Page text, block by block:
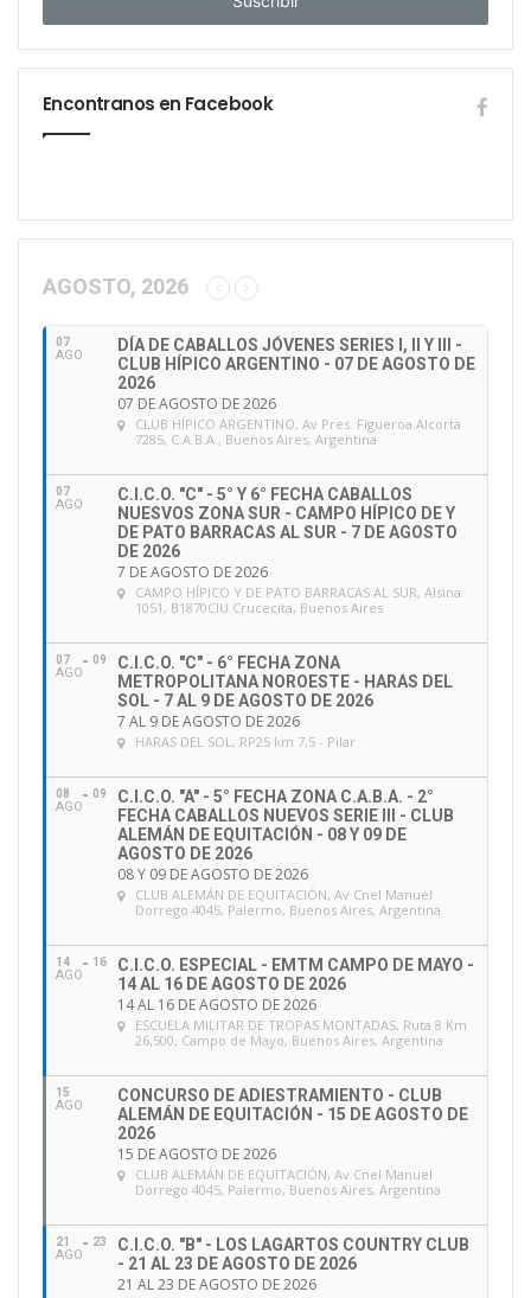
e
s
s
e
c
ó
a
Encontranos en Facebook
AGOSTO, 2026
07
AGO
DÍA DE CABALLOS JÓVENES SERIES I, II Y III -
CLUB HÍPICO ARGENTINO - 07 DE AGOSTO DE
2026
07 DE AGOSTO DE 2026
CLUB HÍPICO ARGENTINO, Av Pres. Figueroa Alcorta
7285, C.A.B.A., Buenos Aires, Argentina
07
AGO
C.I.C.O. "C" - 5° Y 6° FECHA CABALLOS
NUESVOS ZONA SUR - CAMPO HÍPICO DE Y
DE PATO BARRACAS AL SUR - 7 DE AGOSTO
DE 2026
7 DE AGOSTO DE 2026
CAMPO HÍPICO Y DE PATO BARRACAS AL SUR, Alsina
1051, B1870CIU Crucecita, Buenos Aires
07
AGO
09
C.I.C.O. "C" - 6° FECHA ZONA
METROPOLITANA NOROESTE - HARAS DEL
SOL - 7 AL 9 DE AGOSTO DE 2026
7 AL 9 DE AGOSTO DE 2026
HARAS DEL SOL, RP25 km 7,5 - Pilar
08
AGO
09
C.I.C.O. "A" - 5° FECHA ZONA C.A.B.A. - 2°
FECHA CABALLOS NUEVOS SERIE III - CLUB
ALEMÁN DE EQUITACIÓN - 08 Y 09 DE
AGOSTO DE 2026
08 Y 09 DE AGOSTO DE 2026
CLUB ALEMÁN DE EQUITACIÓN, Av Cnel Manuel
Dorrego 4045, Palermo, Buenos Aires, Argentina
14
AGO
16
C.I.C.O. ESPECIAL - EMTM CAMPO DE MAYO -
14 AL 16 DE AGOSTO DE 2026
14 AL 16 DE AGOSTO DE 2026
ESCUELA MILITAR DE TROPAS MONTADAS, Ruta 8 Km
26,500, Campo de Mayo, Buenos Aires, Argentina
15
AGO
CONCURSO DE ADIESTRAMIENTO - CLUB
ALEMÁN DE EQUITACIÓN - 15 DE AGOSTO DE
2026
15 DE AGOSTO DE 2026
CLUB ALEMÁN DE EQUITACIÓN, Av Cnel Manuel
Dorrego 4045, Palermo, Buenos Aires, Argentina
21
AGO
23
C.I.C.O. "B" - LOS LAGARTOS COUNTRY CLUB
- 21 AL 23 DE AGOSTO DE 2026
21 AL 23 DE AGOSTO DE 2026